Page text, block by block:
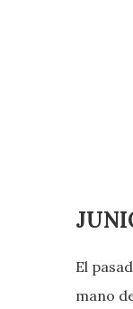
El
mano